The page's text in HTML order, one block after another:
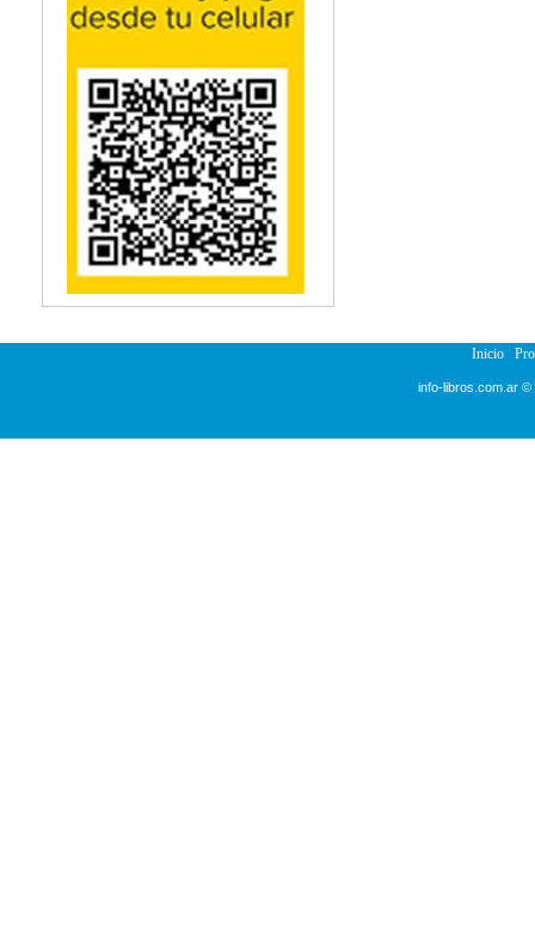
Inicio
info-libros.com.ar